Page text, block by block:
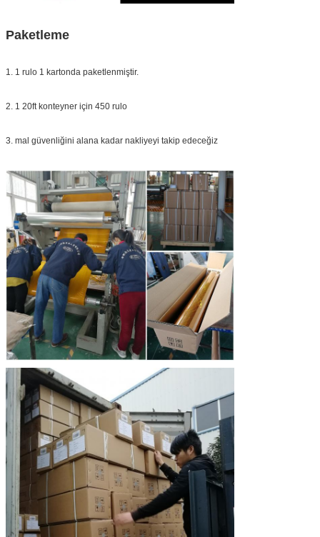
Paketleme
1. 1 rulo 1 kartonda paketlenmiştir.
2. 1 20ft konteyner için 450 rulo
3. mal güvenliğini alana kadar nakliyeyi takip edeceğiz